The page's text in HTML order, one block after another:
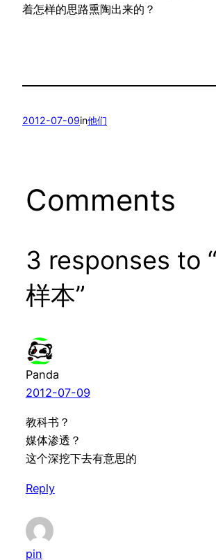
着怎样的思路熏陶出来的？
2012-07-09in他们
Comments
3 responses to
样本”
Panda
2012-07-09
教科书？
媒体渗透？
这个深挖下去有意思的
Reply
pin